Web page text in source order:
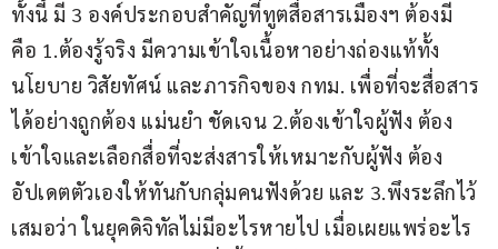
ทั้งนี้ มี 3 องค์ประกอบสำคัญที่ทูตสื่อสารเมืองฯ ต้องมี
คือ 1.ต้องรู้จริง มีความเข้าใจเนื้อหาอย่างถ่องแท้ทั้ง
นโยบาย วิสัยทัศน์ และภารกิจของ กทม. เพื่อที่จะสื่อสาร
ได้อย่างถูกต้อง แม่นยำ ชัดเจน 2.ต้องเข้าใจผู้ฟัง ต้อง
เข้าใจและเลือกสื่อที่จะส่งสารให้เหมาะกับผู้ฟัง ต้อง
อัปเดตตัวเองให้ทันกับกลุ่มคนฟังด้วย และ 3.พึงระลึกไว้
เสมอว่า ในยุคดิจิทัลไม่มีอะไรหายไป เมื่อเผยแพร่อะไร